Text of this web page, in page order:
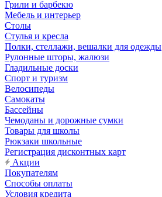
Грили и барбекю
Мебель и интерьер
Столы
Стулья и кресла
Полки, стеллажи, вешалки для одежды
Рулонные шторы, жалюзи
Гладильные доски
Спорт и туризм
Велосипеды
Самокаты
Бассейны
Чемоданы и дорожные сумки
Товары для школы
Рюкзаки школьные
Регистрация дисконтных карт
Акции
Покупателям
Способы оплаты
Условия кредита